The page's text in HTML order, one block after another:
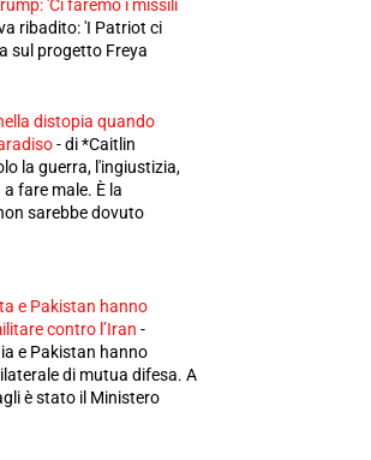
'Ci faremo i missili
ribadito: 'I Patriot ci
sul progetto Freya
distopia quando
-di *Caitlin
la guerra, l'ingiustizia,
fare male. È la
sarebbe dovuto
e Pakistan hanno
contro l’Iran -
e Pakistan hanno
di mutua difesa. A
è stato il Ministero